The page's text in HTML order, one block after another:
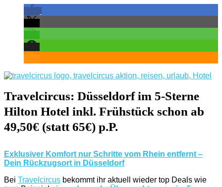
Travelcircus: Düsseldorf im 5-Sterne
Hilton Hotel inkl. Frühstück schon ab
49,50€ (statt 65€) p.P.
Exklusiver Komfort nur Schritte vom Rhein entfernt –
Dein Rückzugsort in Düsseldorf
Bei Travelcircus bekommt ihr aktuell wieder top Deals wie